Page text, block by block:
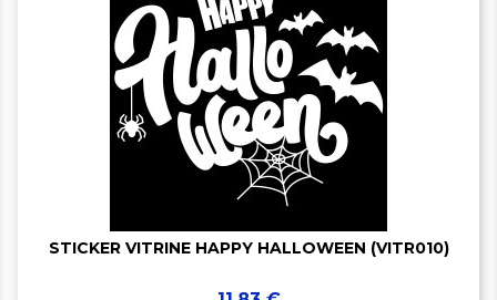


STICKER VITRINE HAPPY HALLOWEEN (VITR010)